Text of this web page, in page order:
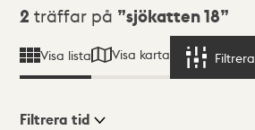
Sökresultat
2 träffar på sjökatten 18
Visa lista Visa karta Filtrera
Filtrera tid